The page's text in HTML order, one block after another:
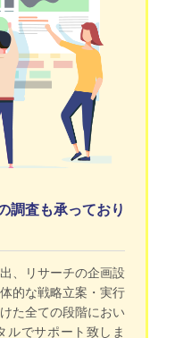
調査も承っており
、リサーチの企画設
的な戦略立案・実行
た全ての段階におい
ルでサポート致しま